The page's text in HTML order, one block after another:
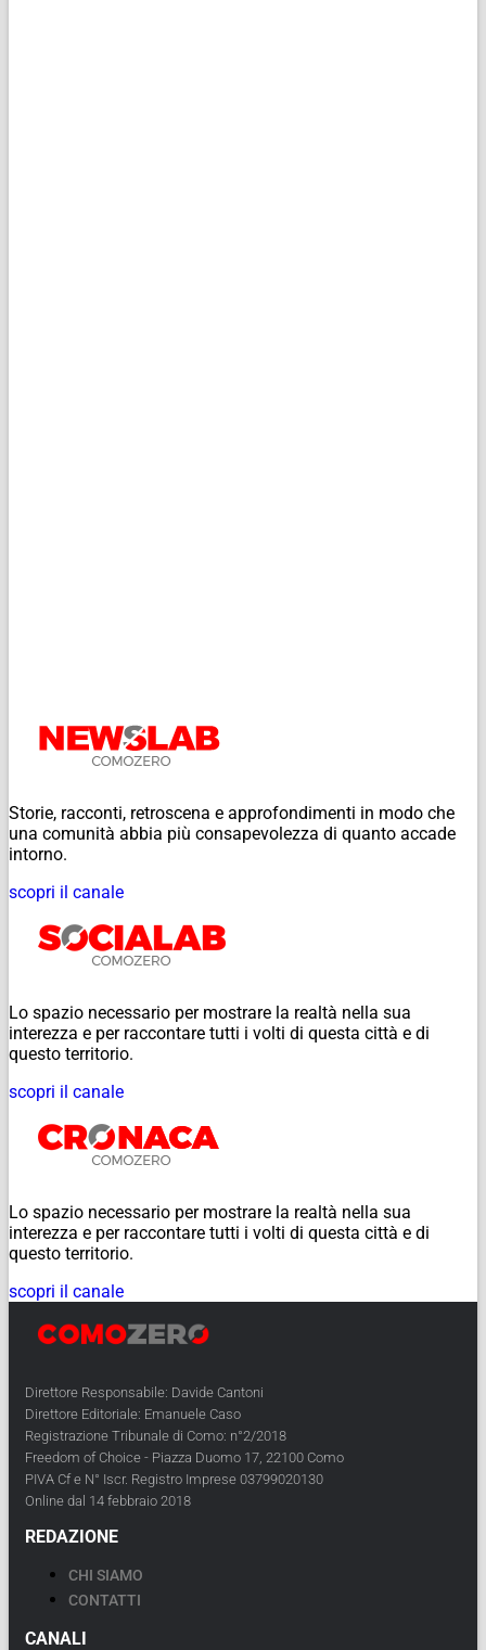
Storie, racconti, retroscena e approfondimenti in modo che
una comunità abbia più consapevolezza di quanto accade
intorno.
scopri il canale
Lo spazio necessario per mostrare la realtà nella sua
interezza e per raccontare tutti i volti di questa città e di
questo territorio.
scopri il canale
Lo spazio necessario per mostrare la realtà nella sua
interezza e per raccontare tutti i volti di questa città e di
questo territorio.
scopri il canale
Direttore Responsabile: Davide Cantoni
Direttore Editoriale: Emanuele Caso
Registrazione Tribunale di Como: n°2/2018
Freedom of Choice - Piazza Duomo 17, 22100 Como
PIVA Cf e N° Iscr. Registro Imprese 03799020130
Online dal 14 febbraio 2018
REDAZIONE
CHI SIAMO
CONTATTI
CANALI